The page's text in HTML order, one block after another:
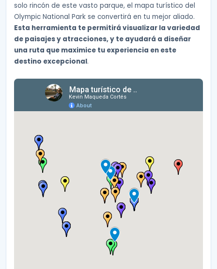
solo rincón de este vasto parque, el mapa turístico del
Olympic National Park se convertirá en tu mejor aliado.
Esta herramienta te permitirá visualizar la variedad
de paisajes y atracciones, y te ayudará a diseñar
una ruta que maximice tu experiencia en este
destino excepcional.